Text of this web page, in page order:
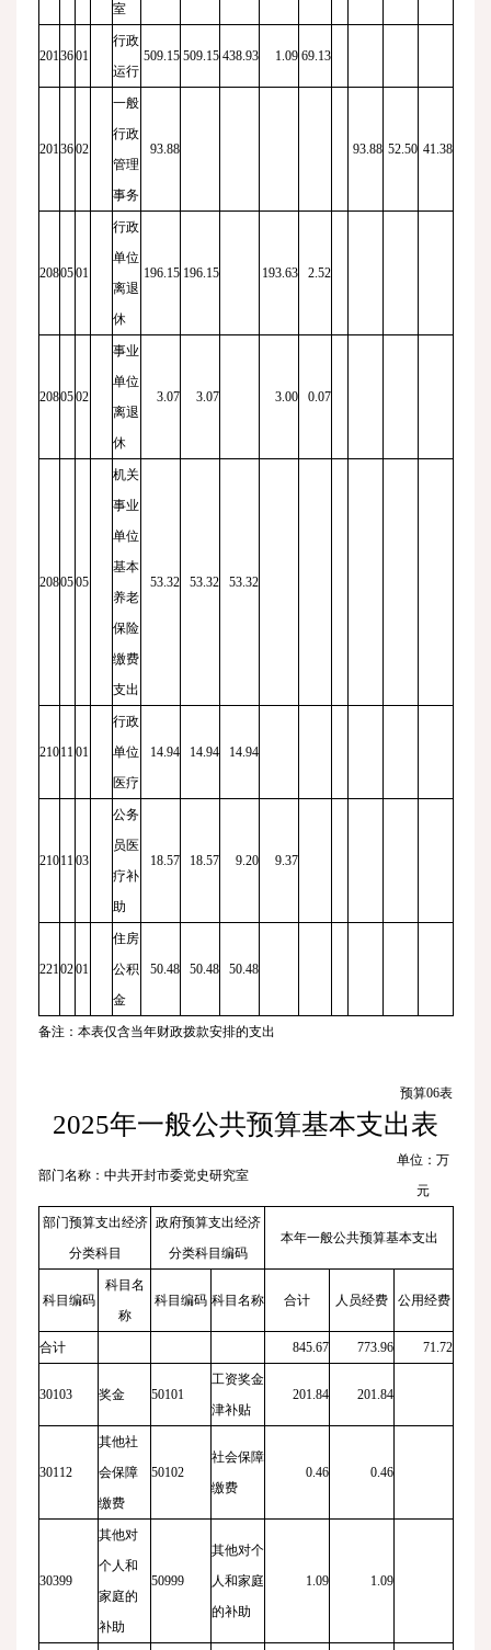
室
2013601
行政
运行
509.15 509.15 438.93 1.09 69.13
2013602
一般
行政
管理
事务
93.88 93.88 52.50 41.38
2080501
行政
单位
离退
休
196.15 196.15 193.63 2.52
2080502
事业
单位
离退
休
3.07 3.07 3.00 0.07
2080505
机关
事业
单位
基本
养老
保险
缴费
支出
53.32 53.32 53.32
2101101
行政
单位
医疗
14.94 14.94 14.94
2101103
公务
员医
疗补
助
18.57 18.57 9.20 9.37
2210201
住房
公积
金
50.48 50.48 50.48
备注：本表仅含当年财政拨款安排的支出
预算06表
2025年一般公共预算基本支出表
部门名称：中共开封市委党史研究室
单位：万
元
部门预算支出经济
分类科目
政府预算支出经济
分类科目编码
本年一般公共预算基本支出
科目编码
科目名
称
科目编码 科目名称 合计 人员经费 公用经费
合计 845.67 773.96 71.72
30103 奖金 50101
工资奖金
津补贴
201.84 201.84
30112
其他社
会保障
缴费
50102
社会保障
缴费
0.46 0.46
30399
其他对
个人和
家庭的
补助
50999
其他对个
人和家庭
的补助
1.09 1.09